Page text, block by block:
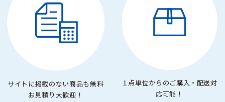
サイトに掲載のない商品も無料
お見積り大歓迎！
１点単位からのご購入・配送対
応可能！